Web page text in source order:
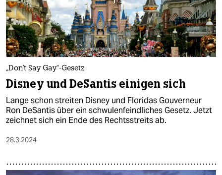
„Don't Say Gay“-Gesetz
Disney und DeSantis einigen sich
Lange schon streiten Disney und Floridas Gouverneur
Ron DeSantis über ein schwulenfeindliches Gesetz. Jetzt
zeichnet sich ein Ende des Rechtsstreits ab.
28.3.2024